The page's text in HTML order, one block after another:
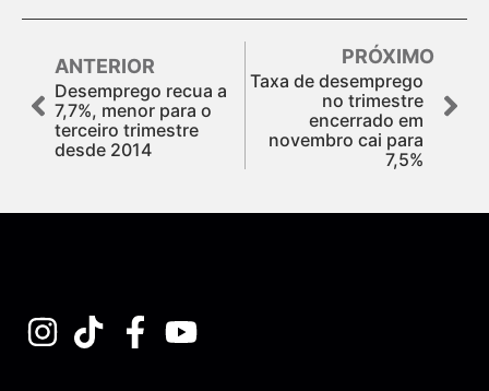
ANTERIOR
Desemprego recua a
7,7%, menor para o
terceiro trimestre
desde 2014
PRÓXIMO
Taxa de desemprego
no trimestre
encerrado em
novembro cai para
7,5%